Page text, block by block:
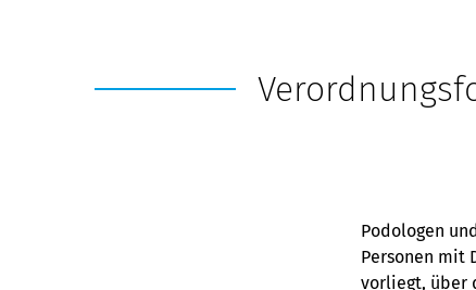
Podologen
Personen mit
vorliegt, über